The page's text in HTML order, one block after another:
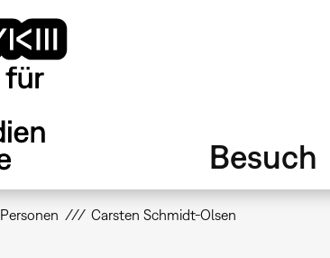
Besuch
Personen Carsten Schmidt-Olsen